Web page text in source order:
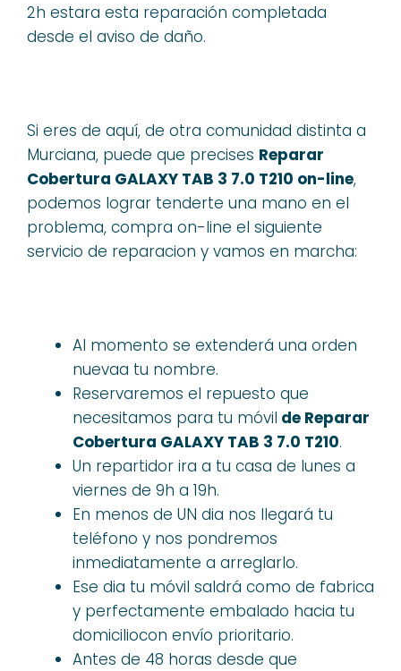
2h estara esta reparación completada
desde el aviso de daño.
Si eres de aquí, de otra comunidad distinta a
Murciana, puede que precises Reparar
Cobertura GALAXY TAB 3 7.0 T210 on-line,
podemos lograr tenderte una mano en el
problema, compra on-line el siguiente
servicio de reparacion y vamos en marcha:
Al momento se extenderá una orden
nuevaa tu nombre.
Reservaremos el repuesto que
necesitamos para tu móvil de Reparar
Cobertura GALAXY TAB 3 7.0 T210.
Un repartidor ira a tu casa de lunes a
viernes de 9h a 19h.
En menos de UN dia nos llegará tu
teléfono y nos pondremos
inmediatamente a arreglarlo.
Ese dia tu móvil saldrá como de fabrica
y perfectamente embalado hacia tu
domiciliocon envío prioritario.
Antes de 48 horas desde que